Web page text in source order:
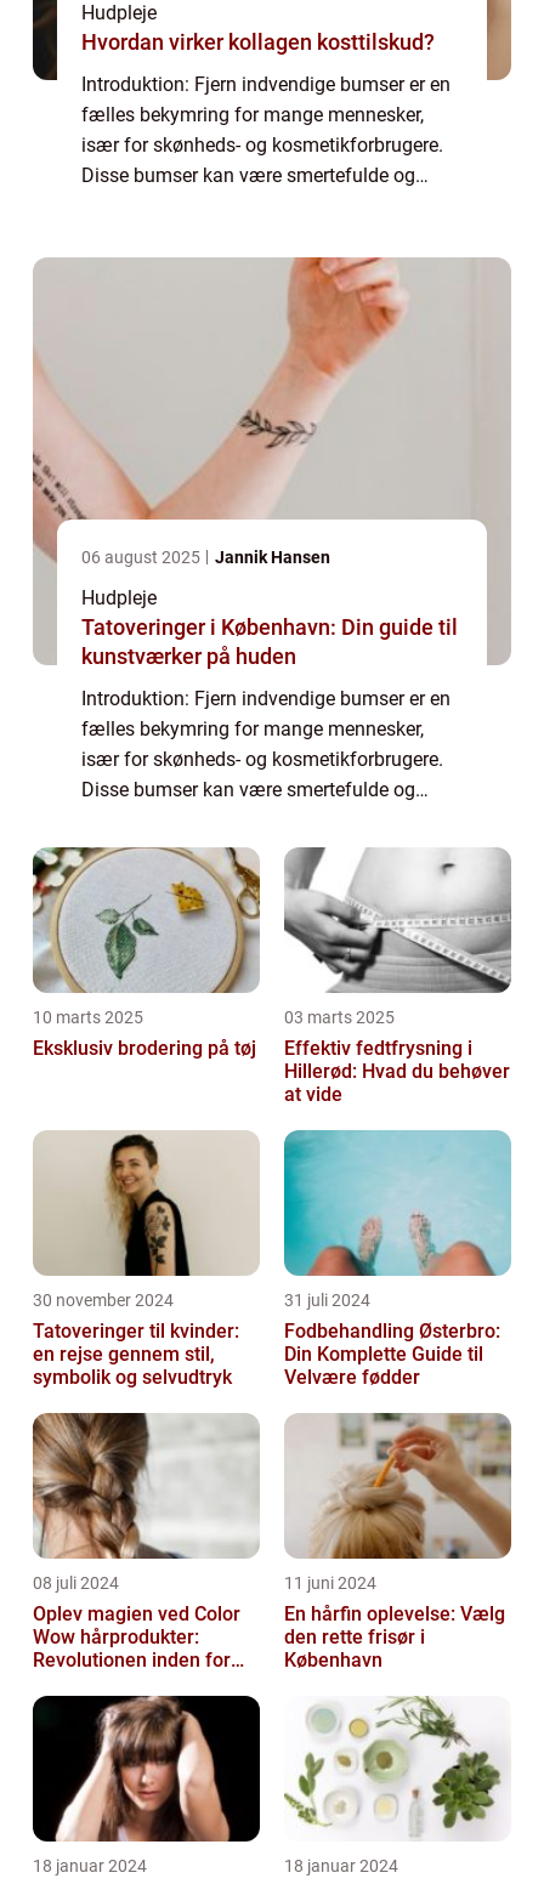
Hudpleje
Hvordan virker kollagen kosttilskud?
Introduktion: Fjern indvendige bumser er en
fælles bekymring for mange mennesker,
især for skønheds- og kosmetikforbrugere.
Disse bumser kan være smertefulde og
06 august 2025 Jannik Hansen
Hudpleje
Tatoveringer i København: Din guide til
kunstværker på huden
Introduktion: Fjern indvendige bumser er en
fælles bekymring for mange mennesker,
især for skønheds- og kosmetikforbrugere.
Disse bumser kan være smertefulde og
negativ indvirkning på selvtilliden. Derfor er
de...
10 marts 2025
Eksklusiv brodering på tøj
03 marts 2025
Effektiv fedtfrysning i
Hillerød: Hvad du behøver
at vide
30 november 2024
Tatoveringer til kvinder:
en rejse gennem stil,
symbolik og selvudtryk
31 juli 2024
Fodbehandling Østerbro:
Din Komplette Guide til
Velvære fødder
08 juli 2024
Oplev magien ved Color
Wow hårprodukter:
Revolutionen inden for
11 juni 2024
En hårfin oplevelse: Vælg
den rette frisør i
København
18 januar 2024 18 januar 2024